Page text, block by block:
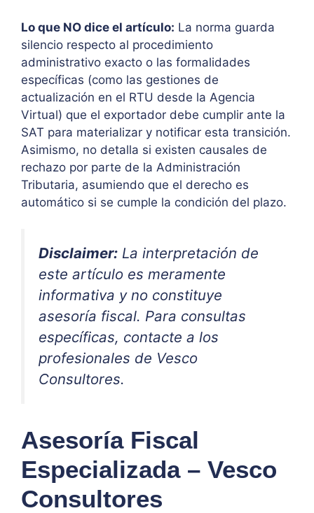
Lo que NO dice el artículo: La norma guarda
silencio respecto al procedimiento
administrativo exacto o las formalidades
específicas (como las gestiones de
actualización en el RTU desde la Agencia
Virtual) que el exportador debe cumplir ante la
SAT para materializar y notificar esta transición.
Asimismo, no detalla si existen causales de
rechazo por parte de la Administración
Tributaria, asumiendo que el derecho es
automático si se cumple la condición del plazo.
Disclaimer: La interpretación de
este artículo es meramente
informativa y no constituye
asesoría fiscal. Para consultas
específicas, contacte a los
profesionales de Vesco
Consultores.
Asesoría Fiscal
Especializada – Vesco
Consultores